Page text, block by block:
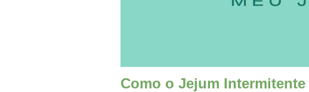
Como o Jejum Intermitente